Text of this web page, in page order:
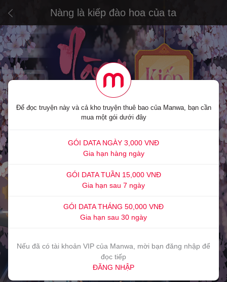
Nàng là kiếp đào hoa của ta
Để đọc truyện này và cả kho truyện thuê bao của Manwa, bạn cần
mua một gói dưới đây
GÓI DATA NGÀY 3,000 VNĐ
Gia hạn hàng ngày
GÓI DATA TUẦN 15,000 VNĐ
Gia hạn sau 7 ngày
GÓI DATA THÁNG 50,000 VNĐ
Gia hạn sau 30 ngày
Nếu đã có tài khoản VIP của Manwa, mời bạn đăng nhập để
đọc tiếp
ĐĂNG NHẬP